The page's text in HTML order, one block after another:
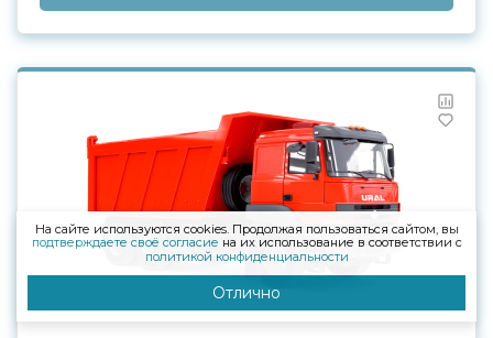
На сайте используются cookies. Продолжая пользоваться сайтом, вы
подтверждаете своё согласие на их использование в соответствии с
политикой конфиденциальности
Отлично